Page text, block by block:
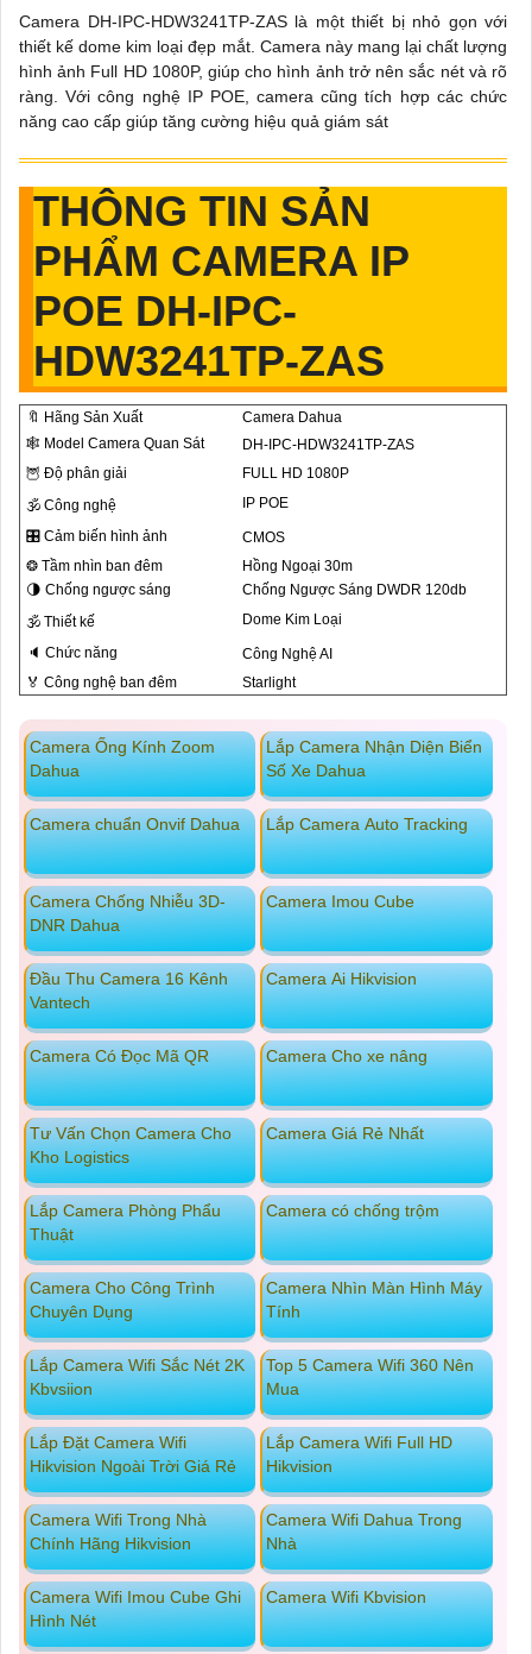
Camera DH-IPC-HDW3241TP-ZAS là một thiết bị nhỏ gọn với
thiết kế dome kim loại đẹp mắt. Camera này mang lại chất lượng
hình ảnh Full HD 1080P, giúp cho hình ảnh trở nên sắc nét và rõ
ràng. Với công nghệ IP POE, camera cũng tích hợp các chức
năng cao cấp giúp tăng cường hiệu quả giám sát
THÔNG TIN SẢN
PHẨM CAMERA IP
POE DH-IPC-
HDW3241TP-ZAS
🔖 Hãng Sản Xuất
Camera Dahua
🕸 Model Camera Quan Sát
DH-IPC-HDW3241TP-ZAS
🦉 Độ phân giải
FULL HD 1080P
🕉️ Công nghệ
IP POE
🎛 Cảm biến hình ảnh
CMOS
❂ Tầm nhìn ban đêm
Hồng Ngoại 30m
🌗 Chống ngược sáng
Chống Ngược Sáng DWDR 120db
🕉️ Thiết kế
Dome Kim Loại
🔈 Chức năng
Công Nghệ AI
️🏅️ Công nghệ ban đêm
Starlight
Camera Ống Kính Zoom
Dahua
Lắp Camera Nhận Diện Biển
Số Xe Dahua
Camera chuẩn Onvif Dahua Lắp Camera Auto Tracking
Camera Chống Nhiễu 3D-
DNR Dahua
Camera Imou Cube
Đầu Thu Camera 16 Kênh
Vantech
Camera Ai Hikvision
Camera Có Đọc Mã QR Camera Cho xe nâng
Tư Vấn Chọn Camera Cho
Kho Logistics
Camera Giá Rẻ Nhất
Lắp Camera Phòng Phẩu
Thuật
Camera có chống trộm
Camera Cho Công Trình
Chuyên Dụng
Camera Nhìn Màn Hình Máy
Tính
Lắp Camera Wifi Sắc Nét 2K
Kbvsiion
Top 5 Camera Wifi 360 Nên
Mua
Lắp Đặt Camera Wifi
Hikvision Ngoài Trời Giá Rẻ
Lắp Camera Wifi Full HD
Hikvision
Camera Wifi Trong Nhà
Chính Hãng Hikvision
Camera Wifi Dahua Trong
Nhà
Camera Wifi Imou Cube Ghi
Hình Nét
Camera Wifi Kbvision